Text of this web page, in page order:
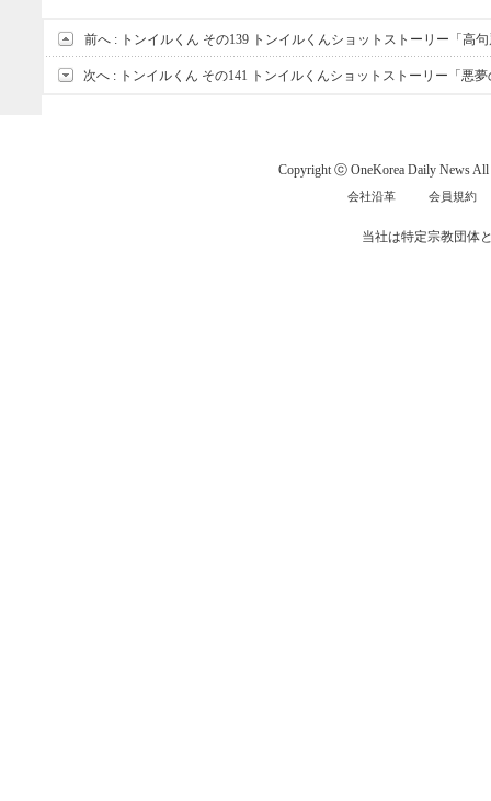
前へ : トンイルくん その139 トンイルくんショットストーリー「高
次へ : トンイルくん その141 トンイルくんショットストーリー「悪
Copyright ⓒ OneKorea Daily News All
会社沿革 会員規約
当社は特定宗教団体